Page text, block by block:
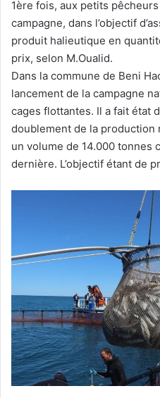
1ère fois, aux petits
campagne, dans l’objectif
produit halieutique en
prix, selon M.Oualid.
Dans la commune de Beni
lancement de la campagne
cages flottantes. Il a fait état
doublement de la production
un volume de 14.000 tonnes
dernière. L’objectif étant de